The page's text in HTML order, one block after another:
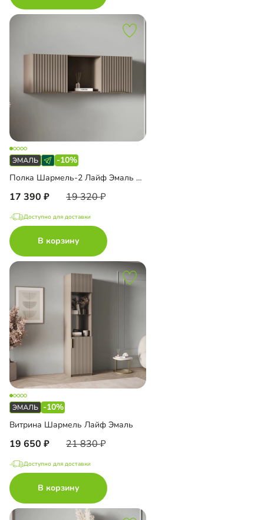
-10%
Полка Шармель-2 Лайф Эмаль навесная
17 390 19 320
Доступно для доставки
В корзину
-10%
Витрина Шармель Лайф Эмаль
19 650 21 830
Доступно для доставки
В корзину